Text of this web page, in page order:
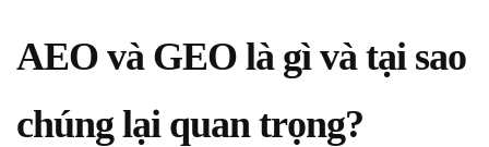
AEO và GEO là gì và tại sao
chúng lại quan trọng?